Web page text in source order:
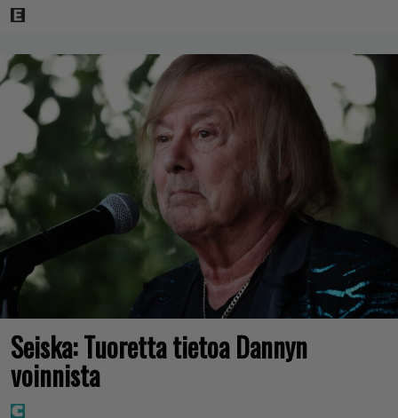
Seiska: Tuoretta tietoa Dannyn
voinnista